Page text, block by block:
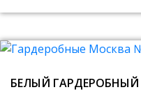
БЕЛЫЙ